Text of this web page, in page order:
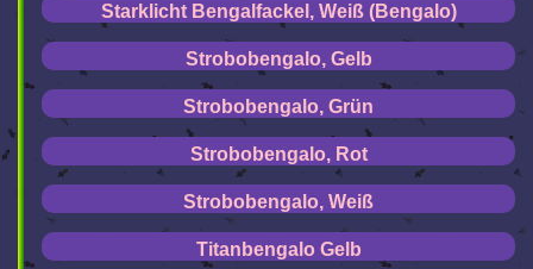
Starklicht Bengalfackel, Weiß (Bengalo)
Strobobengalo, Gelb
Strobobengalo, Grün
Strobobengalo, Rot
Strobobengalo, Weiß
Titanbengalo Gelb